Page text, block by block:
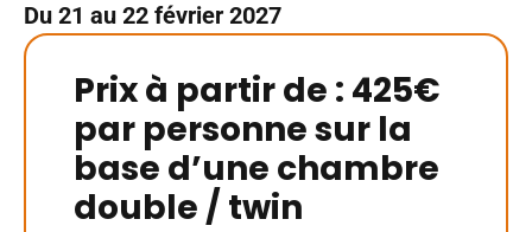
Du 21 au 22 février 2027
Prix à partir de : 425€
par personne sur la
base d’une chambre
double / twin